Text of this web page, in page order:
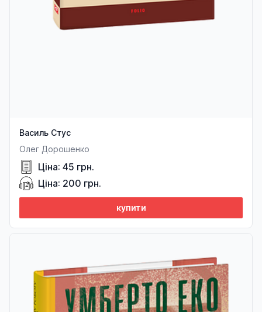
Василь Стус
Олег Дорошенко
Ціна: 45 грн.
Ціна: 200 грн.
купити